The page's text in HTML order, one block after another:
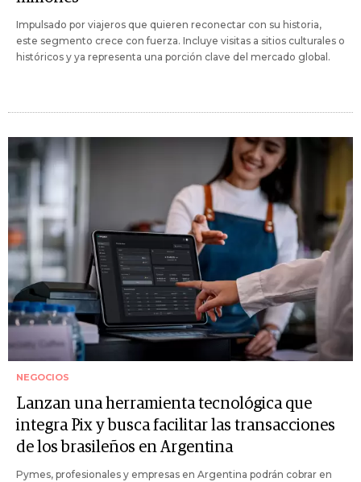
Impulsado por viajeros que quieren reconectar con su historia,
este segmento crece con fuerza. Incluye visitas a sitios culturales o
históricos y ya representa una porción clave del mercado global.
NEGOCIOS
Lanzan una herramienta tecnológica que
integra Pix y busca facilitar las transacciones
de los brasileños en Argentina
Pymes, profesionales y empresas en Argentina podrán cobrar en